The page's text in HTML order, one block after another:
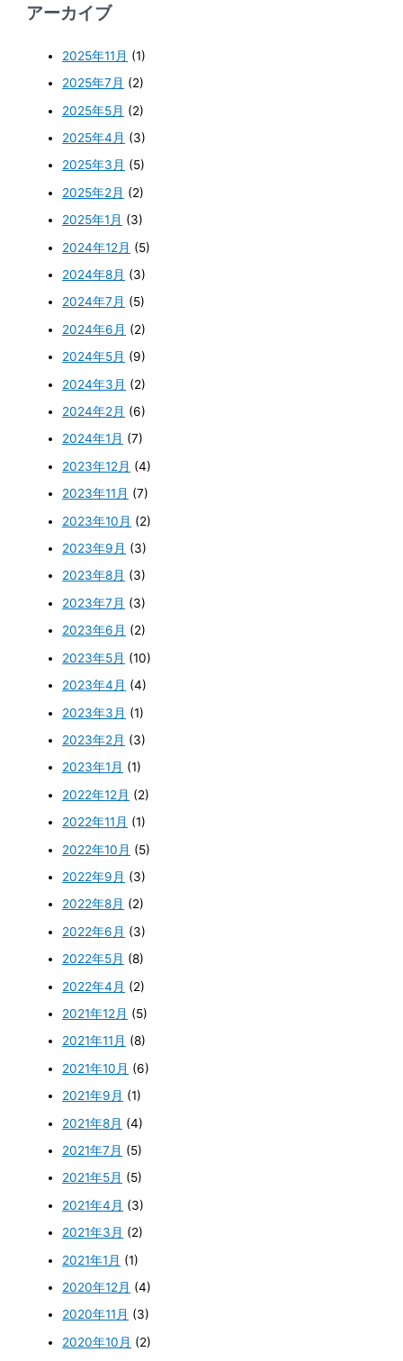
アーカイブ
2025年11月 (1)
2025年7月 (2)
2025年5月 (2)
2025年4月 (3)
2025年3月 (5)
2025年2月 (2)
2025年1月 (3)
2024年12月 (5)
2024年8月 (3)
2024年7月 (5)
2024年6月 (2)
2024年5月 (9)
2024年3月 (2)
2024年2月 (6)
2024年1月 (7)
2023年12月 (4)
2023年11月 (7)
2023年10月 (2)
2023年9月 (3)
2023年8月 (3)
2023年7月 (3)
2023年6月 (2)
2023年5月 (10)
2023年4月 (4)
2023年3月 (1)
2023年2月 (3)
2023年1月 (1)
2022年12月 (2)
2022年11月 (1)
2022年10月 (5)
2022年9月 (3)
2022年8月 (2)
2022年6月 (3)
2022年5月 (8)
2022年4月 (2)
2021年12月 (5)
2021年11月 (8)
2021年10月 (6)
2021年9月 (1)
2021年8月 (4)
2021年7月 (5)
2021年5月 (5)
2021年4月 (3)
2021年3月 (2)
2021年1月 (1)
2020年12月 (4)
2020年11月 (3)
2020年10月 (2)